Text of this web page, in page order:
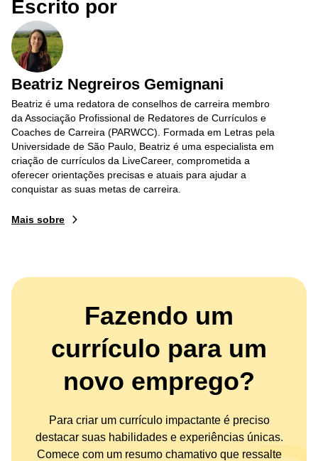
Escrito por
Beatriz Negreiros Gemignani
Beatriz é uma redatora de conselhos de carreira membro
da Associação Profissional de Redatores de Currículos e
Coaches de Carreira (PARWCC). Formada em Letras pela
Universidade de São Paulo, Beatriz é uma especialista em
criação de currículos da LiveCareer, comprometida a
oferecer orientações precisas e atuais para ajudar a
conquistar as suas metas de carreira.
Mais sobre
Fazendo um
currículo para um
novo emprego?
Para criar um currículo impactante é preciso
destacar suas habilidades e experiências únicas.
Comece com um resumo chamativo que ressalte